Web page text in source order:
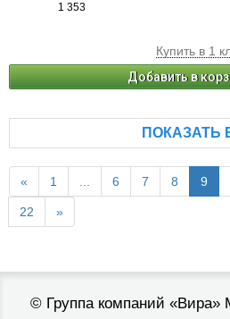
1 353
Купить в 1
Добавить в
ПОКАЗАТЬ
« 1 ... 6 7 8 9
22 »
© Группа компаний «Вира»